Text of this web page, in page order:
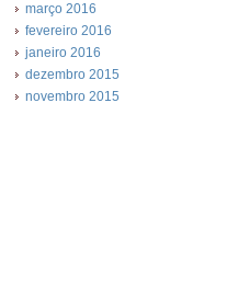
março 2016
fevereiro 2016
janeiro 2016
dezembro 2015
novembro 2015